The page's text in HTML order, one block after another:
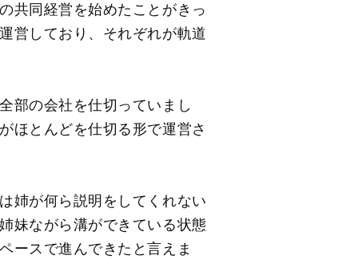
共同経営を始めたことがきっ
営しており、それぞれが軌道
部の会社を仕切っていまし
ほとんどを仕切る形で運営さ
姉が何ら説明をしてくれない
妹ながら溝ができている状態
ースで進んできたと言えま